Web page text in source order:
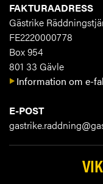
FAKTURAADRESS
Gästrike
FE2220000778
Box 954
801 33 Gävle
Information om e-
E-POST